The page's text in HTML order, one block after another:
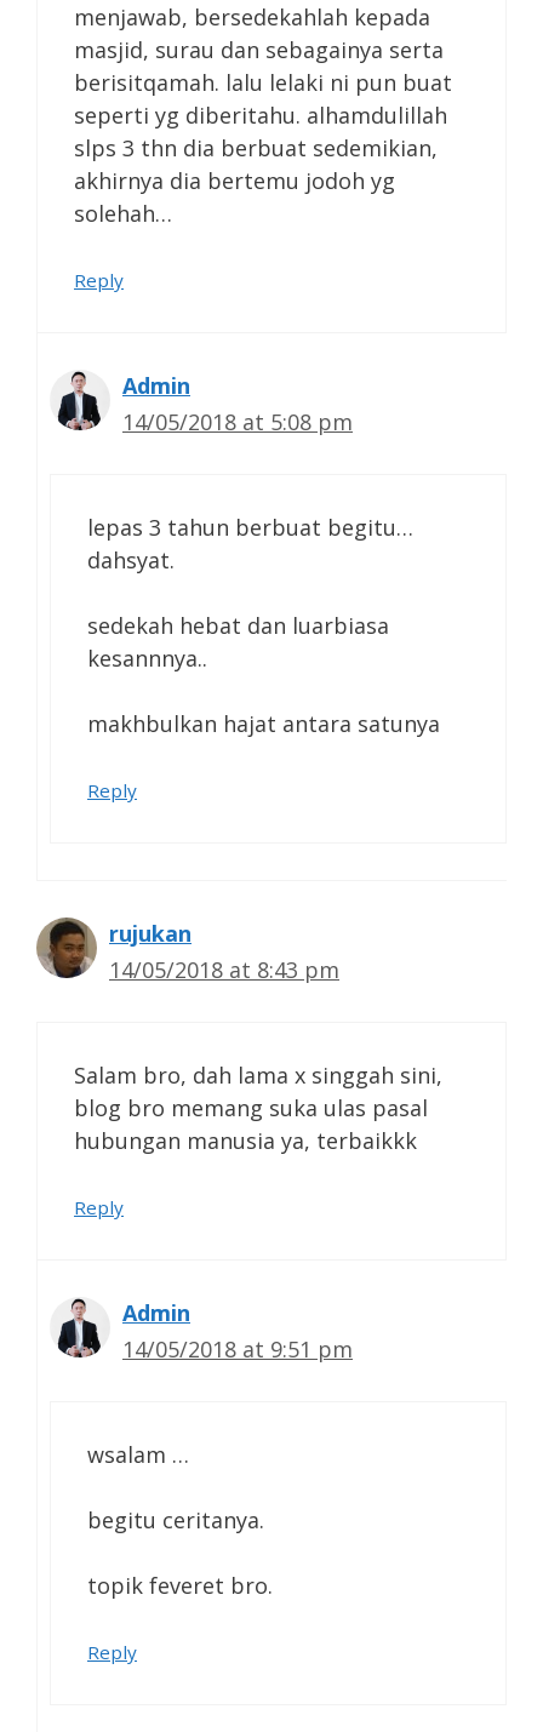
menjawab, bersedekahlah kepada
masjid, surau dan sebagainya serta
berisitqamah. lalu lelaki ni pun buat
seperti yg diberitahu. alhamdulillah
slps 3 thn dia berbuat sedemikian,
akhirnya dia bertemu jodoh yg
solehah…
Reply
Admin
14/05/2018 at 5:08 pm
lepas 3 tahun berbuat begitu…
dahsyat.
sedekah hebat dan luarbiasa
kesannnya..
makhbulkan hajat antara satunya
Reply
rujukan
14/05/2018 at 8:43 pm
Salam bro, dah lama x singgah sini,
blog bro memang suka ulas pasal
hubungan manusia ya, terbaikkk
Reply
Admin
14/05/2018 at 9:51 pm
wsalam …
begitu ceritanya.
topik feveret bro.
Reply